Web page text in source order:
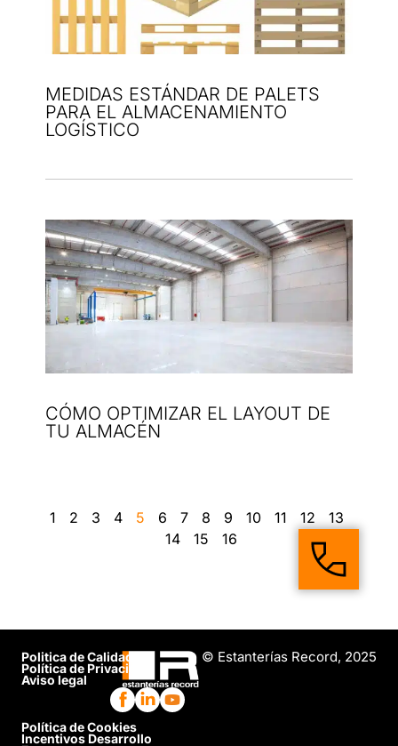
MEDIDAS ESTÁNDAR DE PALETS
PARA EL ALMACENAMIENTO
LOGÍSTICO
CÓMO OPTIMIZAR EL LAYOUT DE
TU ALMACÉN
1 2 3 4 5 6 7 8 9 10 11 12
13
14
15 16
Politica de Calidad
Política de Privacidad
Aviso legal
Política de Cookies
Incentivos Desarrollo
© Estanterías Record, 2025